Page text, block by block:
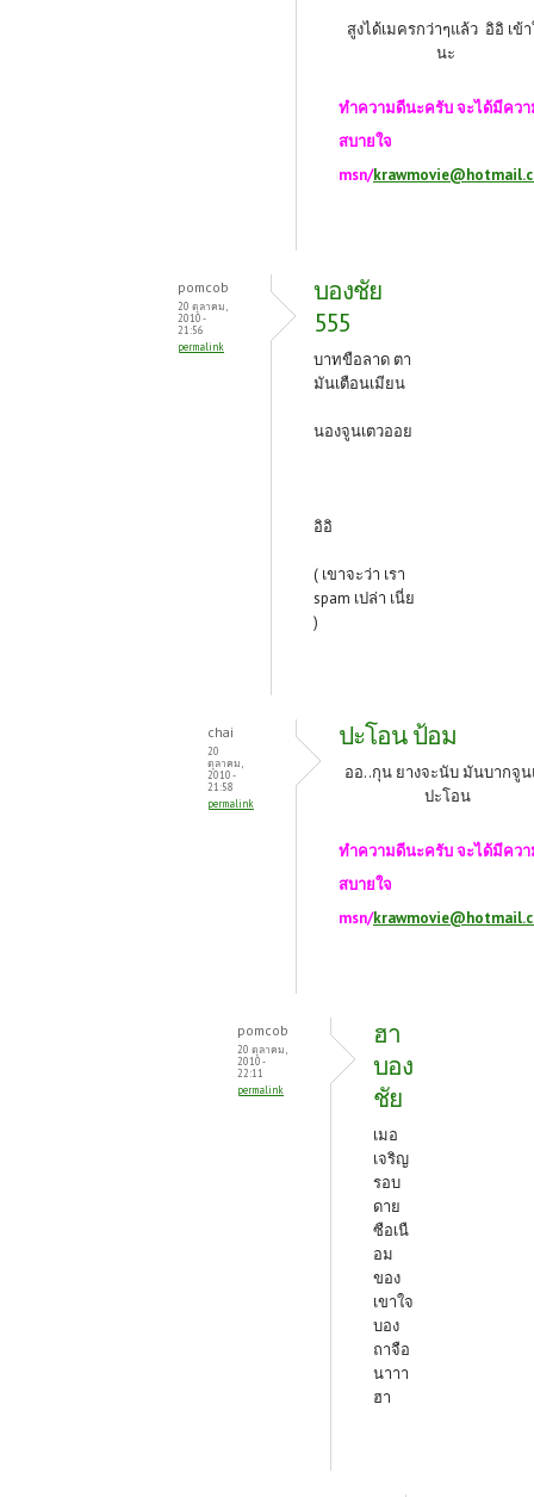
สูงได้เมครกว่าๆแล้ว อิอิ เข้า
นะ
ทำความดีนะครับ จะได้มีคว
สบายใจ
msn/
pomcob
20 ตุลาคม,
2010 -
21:56
permalink
บองชัย
555
บาทขือลาด ตา
มันเตือนเมียน
นองจูนเตวออย
อิอิ
( เขาจะว่า เรา
spam เปล่า เนี่ย
)
chai
20
ตุลาคม,
2010 -
21:58
permalink
ปะโอน ป้อม
ออ..กุน ยางจะนับ มันบากจู
ปะโอน
ทำความดีนะครับ จะได้มีคว
สบายใจ
msn/
pomcob
20 ตุลาคม,
2010 -
22:11
permalink
ฮา
บอง
ชัย
เมอ
เจริญ
รอบ
ดาย
ซือเนื
อม
ของ
เขาใจ
บอง
ถาจือ
นาาา
ฮา